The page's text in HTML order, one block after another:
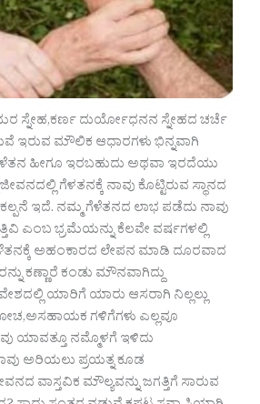
ಸ್ನೇಹ,ಕರ್ಣ ದುರ್ಯೋಧನನ ಸ್ನೇಹದ ಚರ್ಚೆ
ಇರುವ ಮೌಲಿಕ ಆಧಾರಗಳು ಭಿನ್ನವಾಗಿ
ಗೆಳೆತನ ಹೀಗೂ ಇರಬಹುದು ಅಥವಾ ಇರದೆಯು
ಗೆಳತನಕ್ಕೆ ನಾವು ಕೊಟ್ಟಿರುವ ಸ್ಥಾನದ
ಇದೆ. ನಮ್ಮ ಗೆಳೆತನದ ಲಾಭ ಪಡೆದು ನಾವು
ಎಂಬ ಭ್ರಮೆಯನ್ನು ಕೆಲವೇ ವರ್ಷಗಳಲ್ಲಿ
ಅಹಂಕಾರದ ಲೇಪನ ಮಾಡಿ ದೂರವಾದ
ಕಣ್ಣಾರೆ ಕಂಡು ಮೌನವಾಗಿದ್ದು
ಯಾರಿಗೆ ಯಾರು ಆಸರಾಗಿ ನಿಲ್ಲಲ್ಲು
ಗಳಿಗೆಗಳು ಎಲ್ಲವೂ
ಯಾವತ್ತೂ ನಮ್ಮೊಳಗೆ ಇಳಿದು
ಅರಿಯಲು ಪ್ರಯತ್ನ ಕೂಡ
ವಾಸ್ತವಿಕ ಮೌಲ್ಯವನ್ನು ಜಗತ್ತಿಗೆ ಸಾರುವ